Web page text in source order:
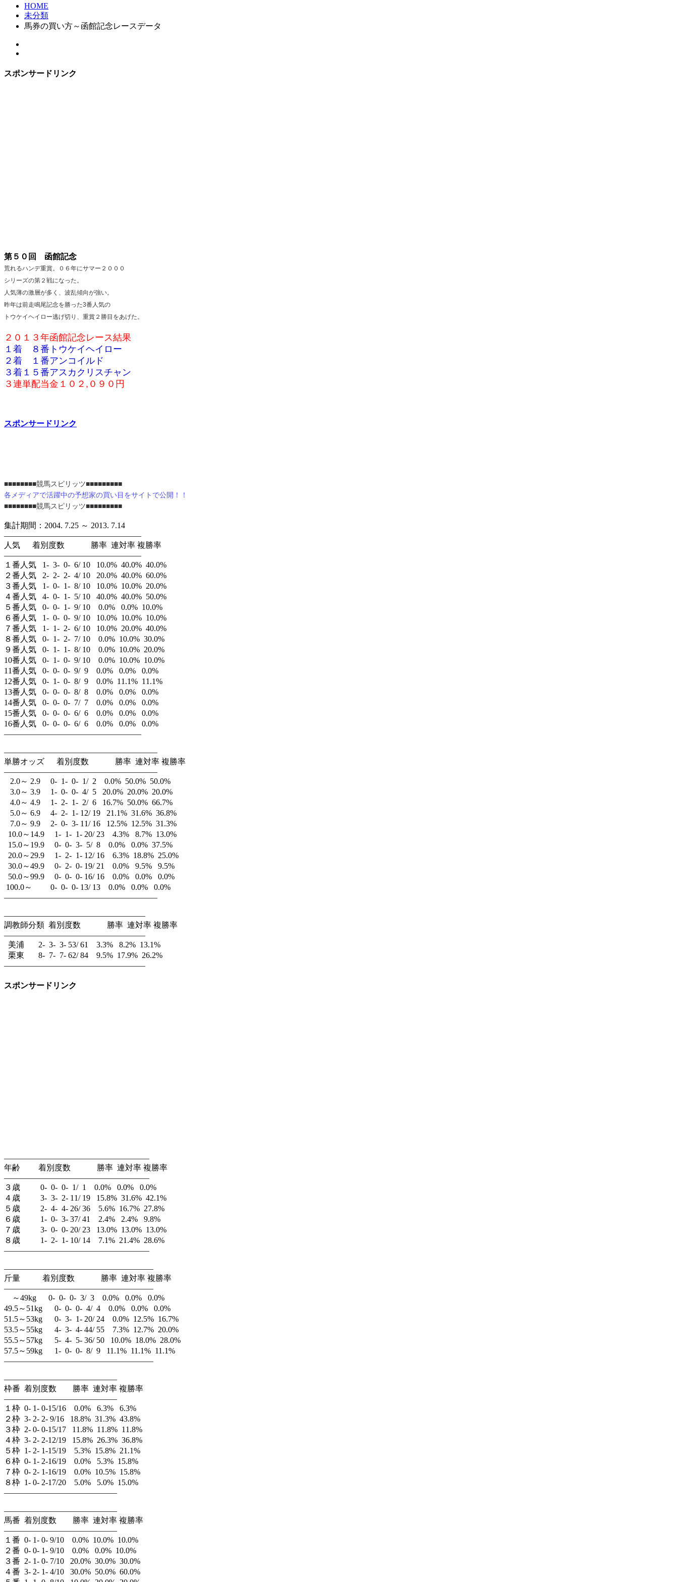
HOME
未分類
馬券の買い方～函館記念レースデータ
スポンサードリンク
第５０回 函館記念
荒れるハンデ重賞。０６年にサマー２０００
シリーズの第２戦になった。
人気薄の激層が多く、波乱傾向が強い。
昨年は前走鳴尾記念を勝った3番人気の
トウケイヘイロー逃げ切り、重賞２勝目をあげた。
２０１３年函館記念レース結果
１着 ８番トウケイヘイロー
２着 １番アンコイルド
３着１５番アスカクリスチャン
３連単配当金１０２,０９０円
スポンサードリンク
■■■■■■■■競馬スピリッツ■■■■■■■■■
各メディアで活躍中の予想家の買い目をサイトで公開！！
■■■■■■■■競馬スピリッツ■■■■■■■■■
集計期間：2004. 7.25 ～ 2013. 7.14
—————————————————
人気 着別度数 勝率 連対率 複勝率
—————————————————
１番人気 1- 3- 0- 6/ 10 10.0% 40.0% 40.0%
２番人気 2- 2- 2- 4/ 10 20.0% 40.0% 60.0%
３番人気 1- 0- 1- 8/ 10 10.0% 10.0% 20.0%
４番人気 4- 0- 1- 5/ 10 40.0% 40.0% 50.0%
５番人気 0- 0- 1- 9/ 10 0.0% 0.0% 10.0%
６番人気 1- 0- 0- 9/ 10 10.0% 10.0% 10.0%
７番人気 1- 1- 2- 6/ 10 10.0% 20.0% 40.0%
８番人気 0- 1- 2- 7/ 10 0.0% 10.0% 30.0%
９番人気 0- 1- 1- 8/ 10 0.0% 10.0% 20.0%
10番人気 0- 1- 0- 9/ 10 0.0% 10.0% 10.0%
11番人気 0- 0- 0- 9/ 9 0.0% 0.0% 0.0%
12番人気 0- 1- 0- 8/ 9 0.0% 11.1% 11.1%
13番人気 0- 0- 0- 8/ 8 0.0% 0.0% 0.0%
14番人気 0- 0- 0- 7/ 7 0.0% 0.0% 0.0%
15番人気 0- 0- 0- 6/ 6 0.0% 0.0% 0.0%
16番人気 0- 0- 0- 6/ 6 0.0% 0.0% 0.0%
—————————————————
———————————————————
単勝オッズ 着別度数 勝率 連対率 複勝率
———————————————————
2.0～ 2.9 0- 1- 0- 1/ 2 0.0% 50.0% 50.0%
3.0～ 3.9 1- 0- 0- 4/ 5 20.0% 20.0% 20.0%
4.0～ 4.9 1- 2- 1- 2/ 6 16.7% 50.0% 66.7%
5.0～ 6.9 4- 2- 1- 12/ 19 21.1% 31.6% 36.8%
7.0～ 9.9 2- 0- 3- 11/ 16 12.5% 12.5% 31.3%
10.0～14.9 1- 1- 1- 20/ 23 4.3% 8.7% 13.0%
15.0～19.9 0- 0- 3- 5/ 8 0.0% 0.0% 37.5%
20.0～29.9 1- 2- 1- 12/ 16 6.3% 18.8% 25.0%
30.0～49.9 0- 2- 0- 19/ 21 0.0% 9.5% 9.5%
50.0～99.9 0- 0- 0- 16/ 16 0.0% 0.0% 0.0%
100.0～ 0- 0- 0- 13/ 13 0.0% 0.0% 0.0%
———————————————————
—————————————————–
調教師分類 着別度数 勝率 連対率 複勝率
—————————————————–
美浦 2- 3- 3- 53/ 61 3.3% 8.2% 13.1%
栗東 8- 7- 7- 62/ 84 9.5% 17.9% 26.2%
—————————————————–
スポンサードリンク
——————————————————
年齢 着別度数 勝率 連対率 複勝率
——————————————————
３歳 0- 0- 0- 1/ 1 0.0% 0.0% 0.0%
４歳 3- 3- 2- 11/ 19 15.8% 31.6% 42.1%
５歳 2- 4- 4- 26/ 36 5.6% 16.7% 27.8%
６歳 1- 0- 3- 37/ 41 2.4% 2.4% 9.8%
７歳 3- 0- 0- 20/ 23 13.0% 13.0% 13.0%
８歳 1- 2- 1- 10/ 14 7.1% 21.4% 28.6%
——————————————————
——————————————————–
斤量 着別度数 勝率 連対率 複勝率
——————————————————–
～49kg 0- 0- 0- 3/ 3 0.0% 0.0% 0.0%
49.5～51kg 0- 0- 0- 4/ 4 0.0% 0.0% 0.0%
51.5～53kg 0- 3- 1- 20/ 24 0.0% 12.5% 16.7%
53.5～55kg 4- 3- 4- 44/ 55 7.3% 12.7% 20.0%
55.5～57kg 5- 4- 5- 36/ 50 10.0% 18.0% 28.0%
57.5～59kg 1- 0- 0- 8/ 9 11.1% 11.1% 11.1%
——————————————————–
——————————————
枠番 着別度数 勝率 連対率 複勝率
——————————————
１枠 0- 1- 0-15/16 0.0% 6.3% 6.3%
２枠 3- 2- 2- 9/16 18.8% 31.3% 43.8%
３枠 2- 0- 0-15/17 11.8% 11.8% 11.8%
４枠 3- 2- 2-12/19 15.8% 26.3% 36.8%
５枠 1- 2- 1-15/19 5.3% 15.8% 21.1%
６枠 0- 1- 2-16/19 0.0% 5.3% 15.8%
７枠 0- 2- 1-16/19 0.0% 10.5% 15.8%
８枠 1- 0- 2-17/20 5.0% 5.0% 15.0%
——————————————
——————————————
馬番 着別度数 勝率 連対率 複勝率
——————————————
１番 0- 1- 0- 9/10 0.0% 10.0% 10.0%
２番 0- 0- 1- 9/10 0.0% 0.0% 10.0%
３番 2- 1- 0- 7/10 20.0% 30.0% 30.0%
４番 3- 2- 1- 4/10 30.0% 50.0% 60.0%